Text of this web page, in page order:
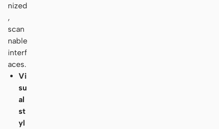
nized
,
scan
nable
interf
aces.
Vi
su
al
st
yl